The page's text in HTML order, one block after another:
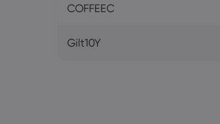
COFFEEC
Gilt10Y